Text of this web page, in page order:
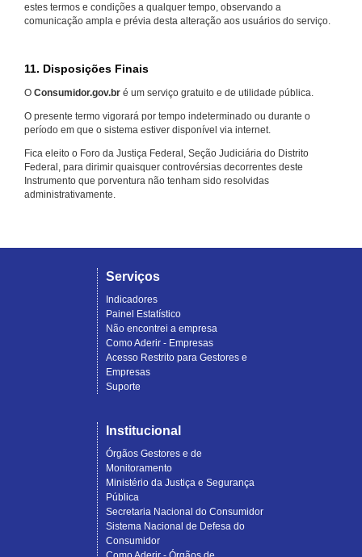
estes termos e condições a qualquer tempo, observando a
comunicação ampla e prévia desta alteração aos usuários do serviço.
11. Disposições Finais
O Consumidor.gov.br é um serviço gratuito e de utilidade pública.
O presente termo vigorará por tempo indeterminado ou durante o
período em que o sistema estiver disponível via internet.
Fica eleito o Foro da Justiça Federal, Seção Judiciária do Distrito
Federal, para dirimir quaisquer controvérsias decorrentes deste
Instrumento que porventura não tenham sido resolvidas
administrativamente.
Serviços
Indicadores
Painel Estatístico
Não encontrei a empresa
Como Aderir - Empresas
Acesso Restrito para Gestores e
Empresas
Suporte
Institucional
Órgãos Gestores e de
Monitoramento
Ministério da Justiça e Segurança
Pública
Secretaria Nacional do Consumidor
Sistema Nacional de Defesa do
Consumidor